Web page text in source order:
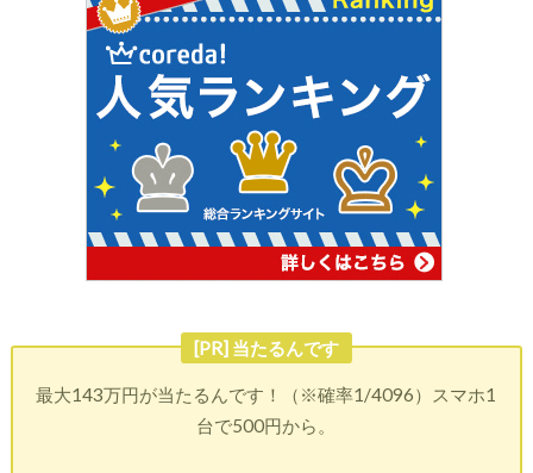
[PR] 当たるんです
最大143万円が当たるんです！（※確率1/4096）スマホ1
台で500円から。